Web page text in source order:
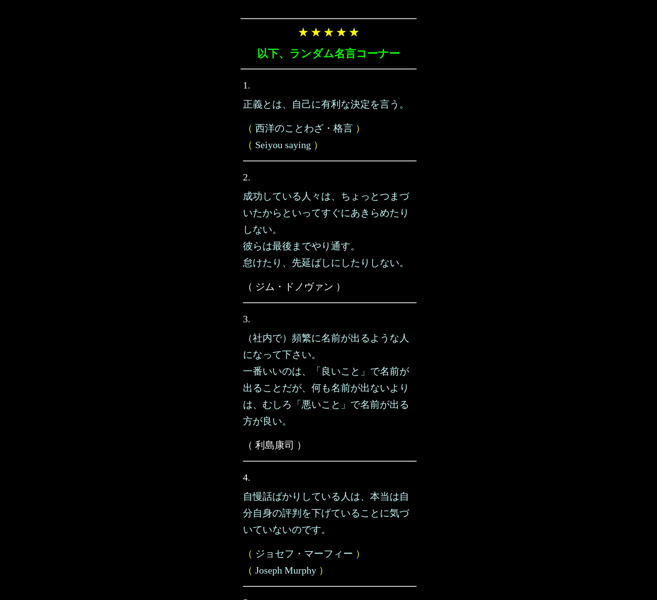
★ ★ ★ ★ ★
以下、ランダム名言コーナー
1.
正義とは、自己に有利な決定を言う。
（ 西洋のことわざ・格言 ）
（ Seiyou saying ）
2.
成功している人々は、ちょっとつまづ
いたからといってすぐにあきらめたり
しない。
彼らは最後までやり通す。
怠けたり、先延ばしにしたりしない。
（ ジム・ドノヴァン ）
3.
（社内で）頻繁に名前が出るような人
になって下さい。
一番いいのは、「良いこと」で名前が
出ることだが、何も名前が出ないより
は、むしろ「悪いこと」で名前が出る
方が良い。
（ 利島康司 ）
4.
自慢話ばかりしている人は、本当は自
分自身の評判を下げていることに気づ
いていないのです。
（ ジョセフ・マーフィー ）
（ Joseph Murphy ）